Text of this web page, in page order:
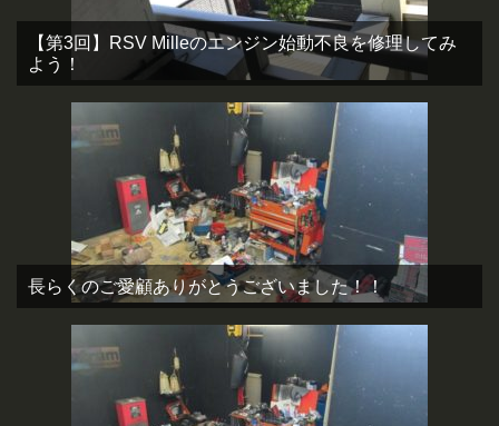
【第3回】RSV Milleのエンジン始動不良を修理してみ
よう！
長らくのご愛顧ありがとうございました！！